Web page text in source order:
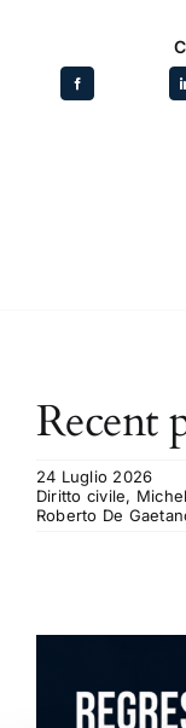
Recent
24 Luglio 2026
Diritto civile,
Roberto De